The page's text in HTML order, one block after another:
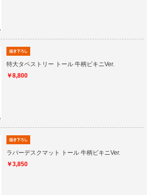
特大タペストリー トール 牛柄ビキニVer.
￥8,800
ラバーデスクマット トール 牛柄ビキニVer.
￥3,850